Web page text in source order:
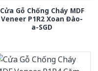
Cửa Gỗ Chống Cháy MDF
Veneer P1R2 Xoan Đào-
a-SGD